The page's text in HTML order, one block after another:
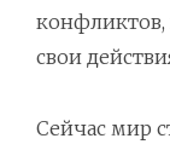
конфликтов,
свои
Сейчас мир